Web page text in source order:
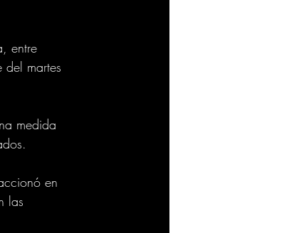
entre
martes
medida
en
las